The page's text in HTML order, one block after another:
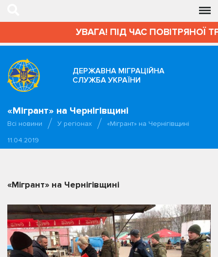
УВАГА! ПІД ЧАС ПОВІТРЯНОЇ
ДЕРЖАВНА МІГРАЦІЙНА
СЛУЖБА УКРАЇНИ
«Мігрант» на Чернігівщині
Всі новини У регіонах
«Мігрант» на Чернігівщині
11.04.2019
«Мігрант» на Чернігівщині